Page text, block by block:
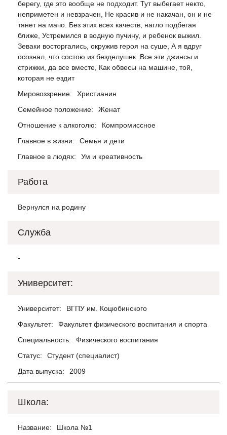
берегу, где это вообще не подходит. Тут выбегает некто,
неприметен и невзрачен, Не красив и не накачан, он и не
тянет на мачо. Без этих всех качеств, нагло подбегая
ближе, Устремился в водную пучину, и ребенок выжил.
Зеваки восторгались, окружив героя на суше, А я вдруг
осознал, что состою из безделушек. Все эти джинсы и
стрижки, да все вместе, Как обвесы на машине, той,
которая не ездит
Мировоззрение:
Христианин
Семейное положение:
Женат
Отношение к алкоголю:
Компромиссное
Главное в жизни:
Семья и дети
Главное в людях:
Ум и креативность
Работа
Вернулся на родину
Служба
-
Университет:
Университет:
ВГПУ им. Коцюбинского
Факультет:
Факультет физического воспитания и спорта
Специальность:
Физического воспитания
Статус:
Студент (специалист)
Дата выпуска:
2009
Школа:
Название:
Школа №1